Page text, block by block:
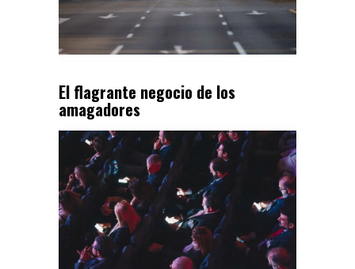
El flagrante negocio de los
amagadores